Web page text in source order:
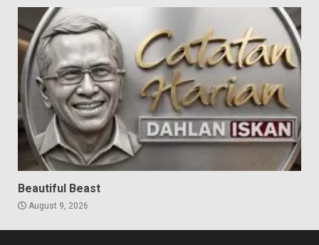
Beautiful Beast
August 9, 2026